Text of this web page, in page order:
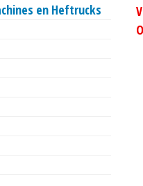
en Heftrucks